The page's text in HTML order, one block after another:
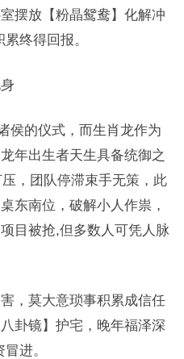
摆放【粉晶鸳鸯】化解冲
终得回报。
侯的仪式，而生肖龙作为
年出生者天生具备统御之
，团队停滞束手无策，此
东南位，破解小人作祟，
目被抢,但多数人可凭人脉
，莫大意琐事积累成信任
卦镜】护宅，晚年福泽深
进。